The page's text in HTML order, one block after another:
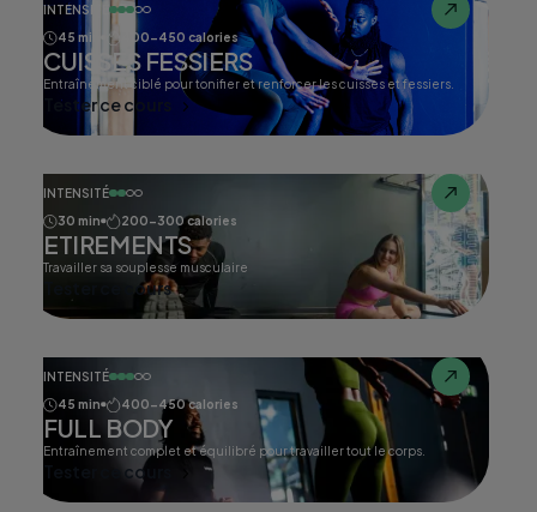
INTENSITÉ
45 min
400-450 calories
CUISSES FESSIERS
Entraînement ciblé pour tonifier et renforcer les cuisses et fessiers.
Tester ce cours
INTENSITÉ
30 min
200-300 calories
ETIREMENTS
Travailler sa souplesse musculaire
Tester ce cours
INTENSITÉ
45 min
400-450 calories
FULL BODY
Entraînement complet et équilibré pour travailler tout le corps.
Tester ce cours